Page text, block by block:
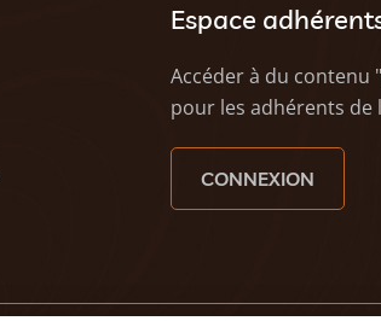
Espace
Accéder à du contenu
pour les adhérents de
CONNEXION